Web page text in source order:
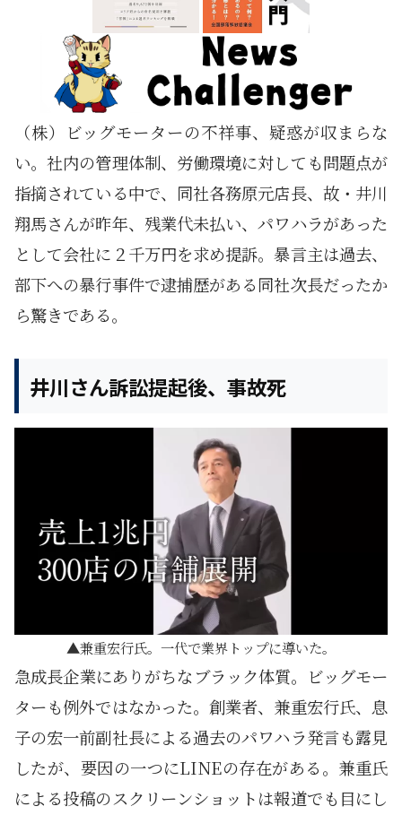
（株）ビッグモーターの不祥事、疑惑が収まらな
い。社内の管理体制、労働環境に対しても問題点が
指摘されている中で、同社各務原元店長、故・井川
翔馬さんが昨年、残業代未払い、パワハラがあった
として会社に２千万円を求め提訴。暴言主は過去、
部下への暴行事件で逮捕歴がある同社次長だったか
ら驚きである。
井川さん訴訟提起後、事故死
兼重宏行氏。一代で業界トップに導いた。
急成長企業にありがちなブラック体質。ビッグモー
ターも例外ではなかった。創業者、兼重宏行氏、息
子の宏一前副社長による過去のパワハラ発言も露見
したが、要因の一つにLINEの存在がある。兼重氏
による投稿のスクリーンショットは報道でも目にし